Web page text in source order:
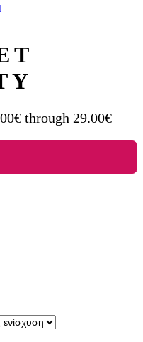
through 29.00€